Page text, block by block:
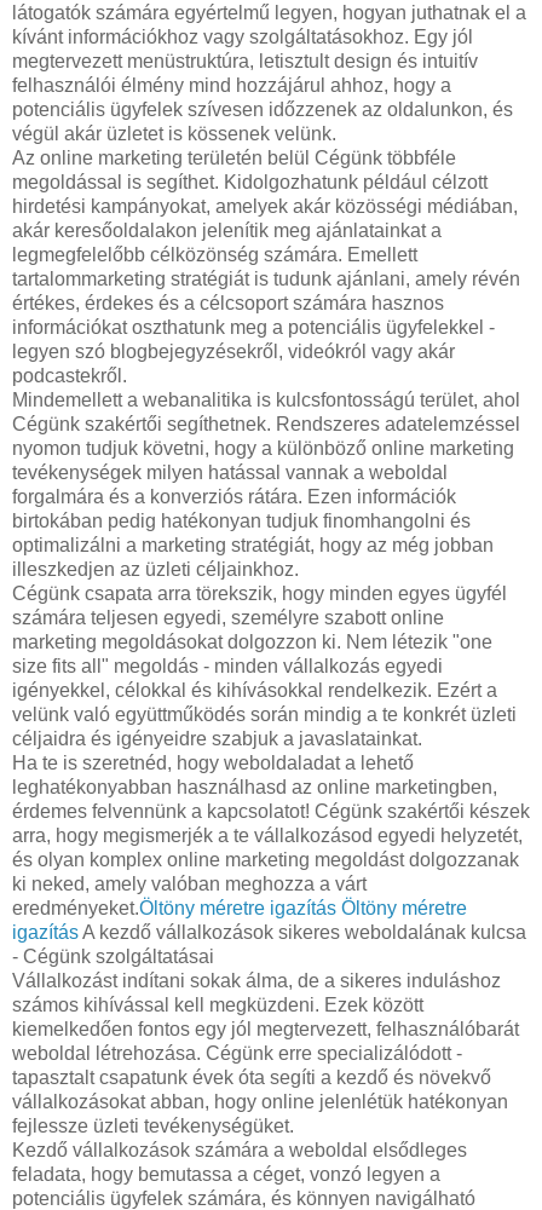
látogatók számára egyértelmű legyen, hogyan juthatnak el a
kívánt információkhoz vagy szolgáltatásokhoz. Egy jól
megtervezett menüstruktúra, letisztult design és intuitív
felhasználói élmény mind hozzájárul ahhoz, hogy a
potenciális ügyfelek szívesen időzzenek az oldalunkon, és
végül akár üzletet is kössenek velünk.
Az online marketing területén belül Cégünk többféle
megoldással is segíthet. Kidolgozhatunk például célzott
hirdetési kampányokat, amelyek akár közösségi médiában,
akár keresőoldalakon jelenítik meg ajánlatainkat a
legmegfelelőbb célközönség számára. Emellett
tartalommarketing stratégiát is tudunk ajánlani, amely révén
értékes, érdekes és a célcsoport számára hasznos
információkat oszthatunk meg a potenciális ügyfelekkel -
legyen szó blogbejegyzésekről, videókról vagy akár
podcastekről.
Mindemellett a webanalitika is kulcsfontosságú terület, ahol
Cégünk szakértői segíthetnek. Rendszeres adatelemzéssel
nyomon tudjuk követni, hogy a különböző online marketing
tevékenységek milyen hatással vannak a weboldal
forgalmára és a konverziós rátára. Ezen információk
birtokában pedig hatékonyan tudjuk finomhangolni és
optimalizálni a marketing stratégiát, hogy az még jobban
illeszkedjen az üzleti céljainkhoz.
Cégünk csapata arra törekszik, hogy minden egyes ügyfél
számára teljesen egyedi, személyre szabott online
marketing megoldásokat dolgozzon ki. Nem létezik "one
size fits all" megoldás - minden vállalkozás egyedi
igényekkel, célokkal és kihívásokkal rendelkezik. Ezért a
velünk való együttműködés során mindig a te konkrét üzleti
céljaidra és igényeidre szabjuk a javaslatainkat.
Ha te is szeretnéd, hogy weboldaladat a lehető
leghatékonyabban használhasd az online marketingben,
érdemes felvennünk a kapcsolatot! Cégünk szakértői készek
arra, hogy megismerjék a te vállalkozásod egyedi helyzetét,
és olyan komplex online marketing megoldást dolgozzanak
ki neked, amely valóban meghozza a várt
eredményeket.Öltöny méretre igazítás Öltöny méretre
igazításA kezdő vállalkozások sikeres weboldalának kulcsa
- Cégünk szolgáltatásai
Vállalkozást indítani sokak álma, de a sikeres induláshoz
számos kihívással kell megküzdeni. Ezek között
kiemelkedően fontos egy jól megtervezett, felhasználóbarát
weboldal létrehozása. Cégünk erre specializálódott -
tapasztalt csapatunk évek óta segíti a kezdő és növekvő
vállalkozásokat abban, hogy online jelenlétük hatékonyan
fejlessze üzleti tevékenységüket.
Kezdő vállalkozások számára a weboldal elsődleges
feladata, hogy bemutassa a céget, vonzó legyen a
potenciális ügyfelek számára, és könnyen navigálható